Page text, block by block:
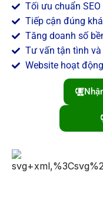
Tối ưu chuẩn
Tiếp cận đúng
Tăng doanh số
Tư vấn tận tình
Website hoạt